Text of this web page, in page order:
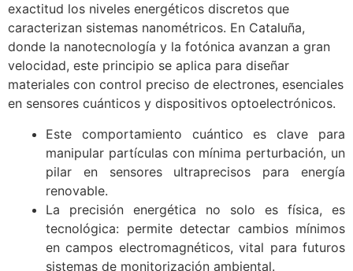
exactitud los niveles energéticos discretos que
caracterizan sistemas nanométricos. En Cataluña,
donde la nanotecnología y la fotónica avanzan a gran
velocidad, este principio se aplica para diseñar
materiales con control preciso de electrones, esenciales
en sensores cuánticos y dispositivos optoelectrónicos.
Este comportamiento cuántico es clave para
manipular partículas con mínima perturbación, un
pilar en sensores ultraprecisos para energía
renovable.
La precisión energética no solo es física, es
tecnológica: permite detectar cambios mínimos
en campos electromagnéticos, vital para futuros
sistemas de monitorización ambiental.